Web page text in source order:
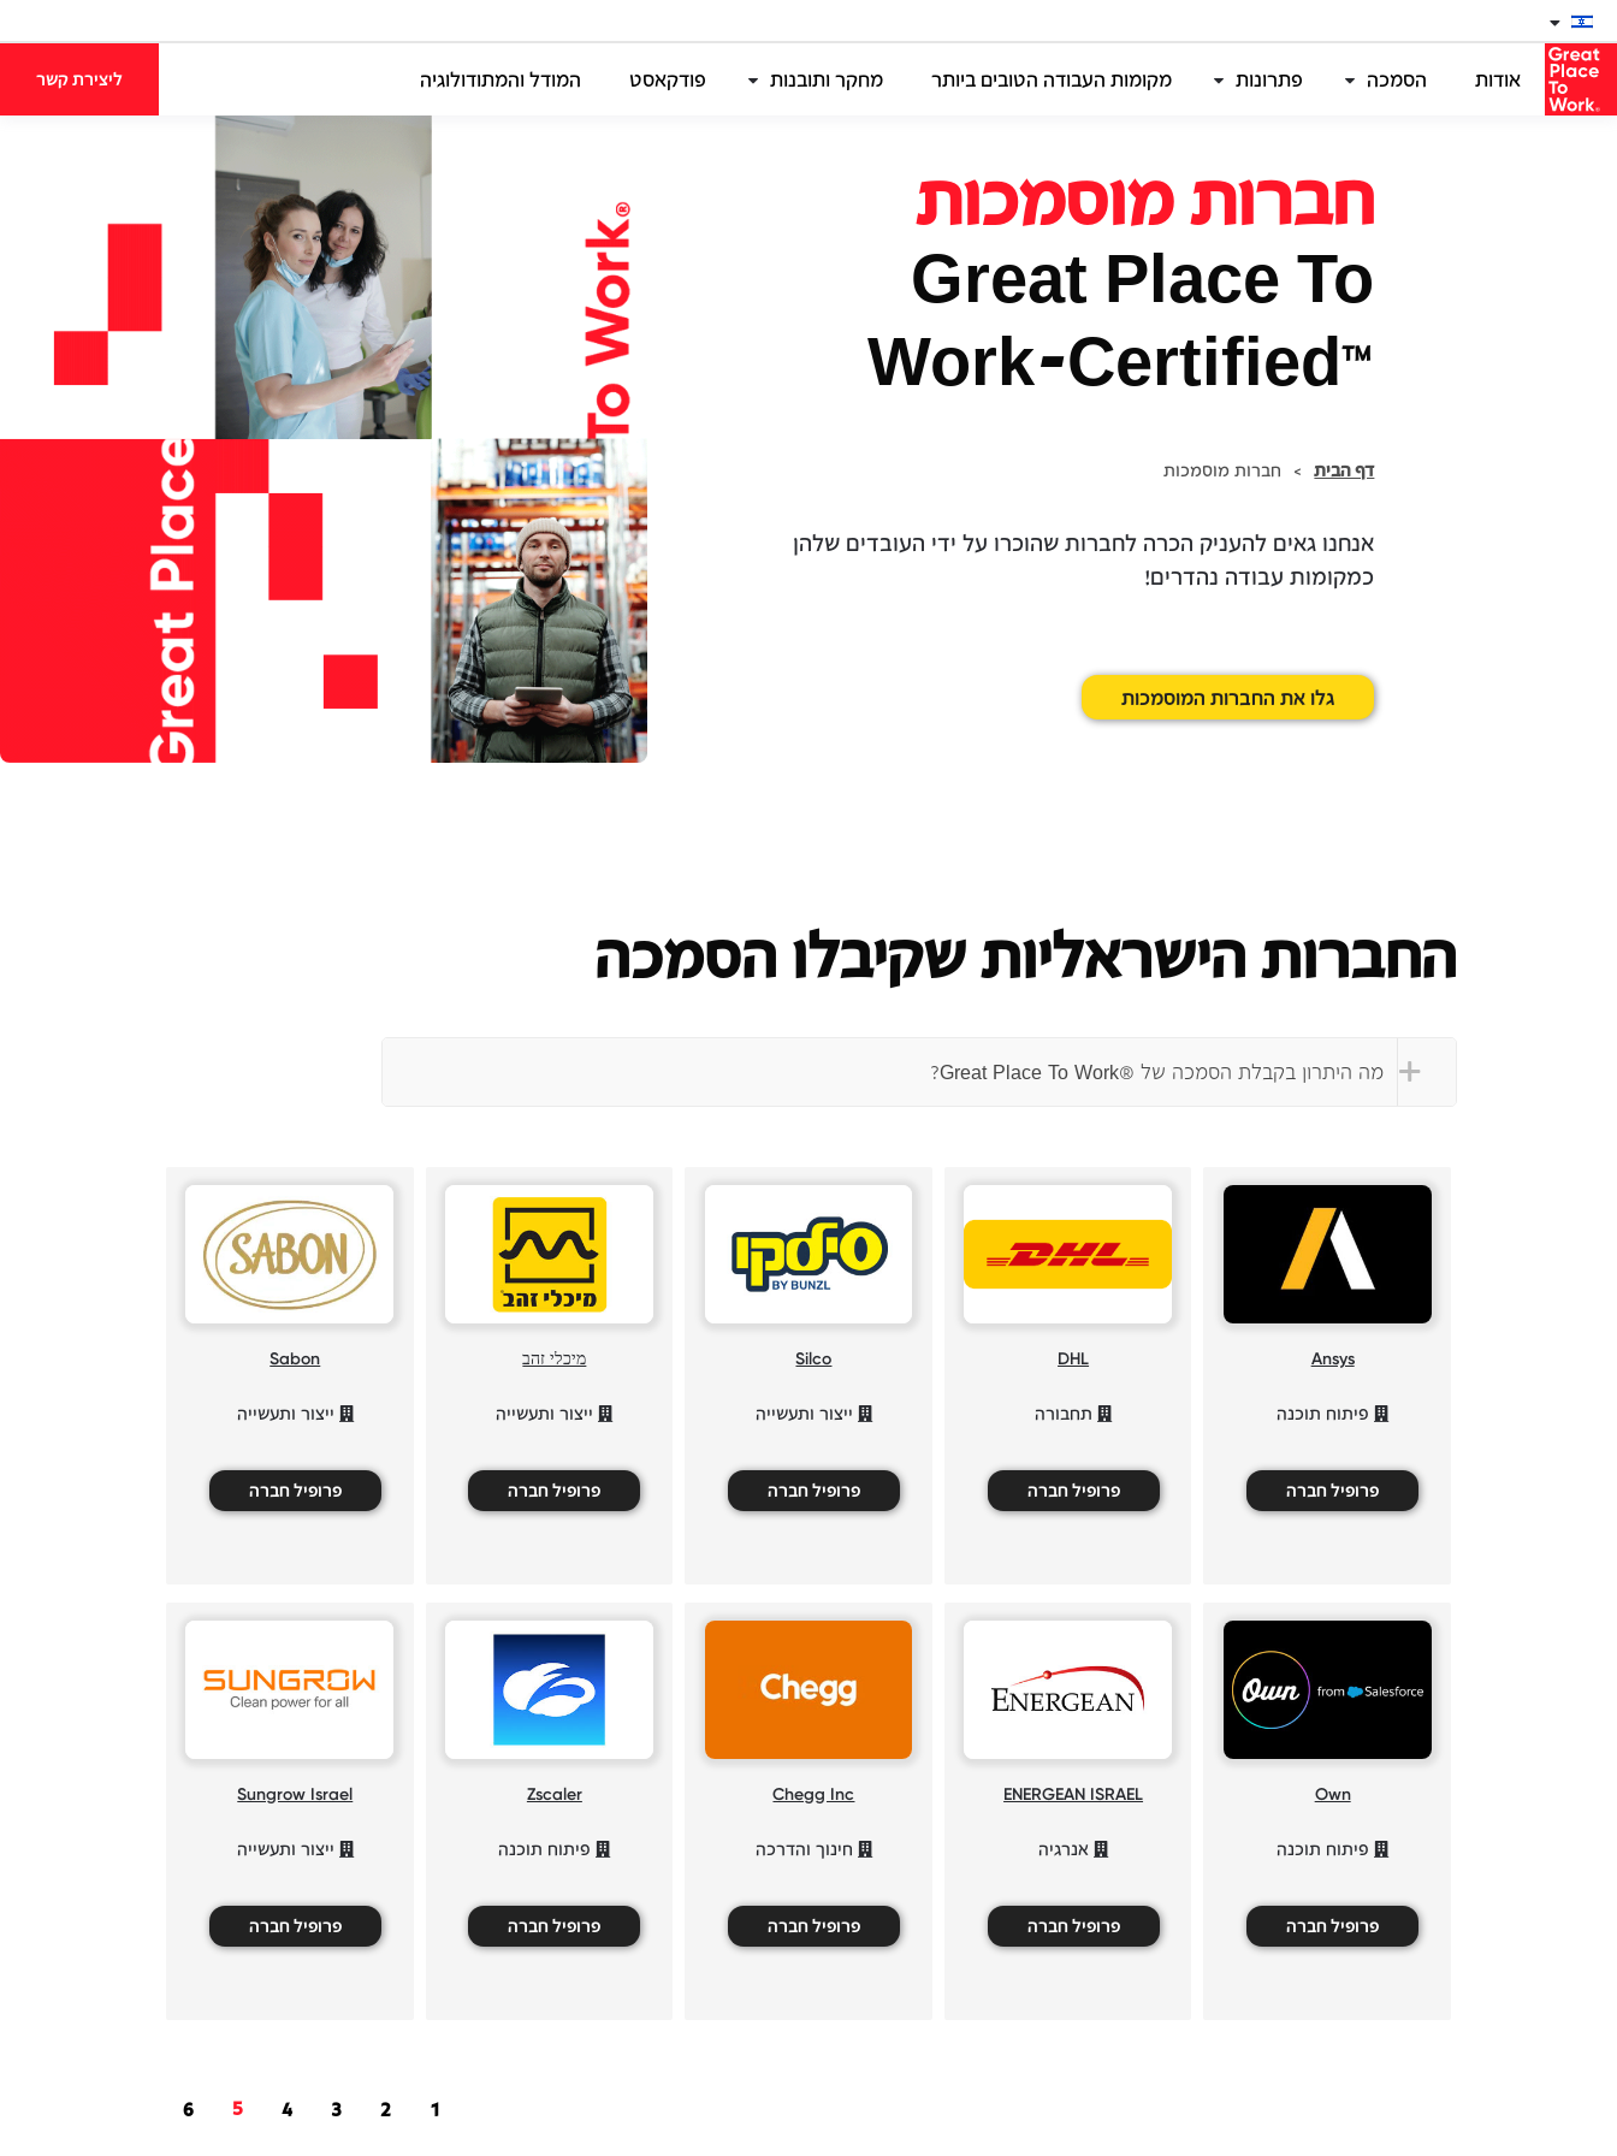
אודות הסמכה פתרונות מקומות העבודה הטובים ביותר מחקר ותובנות פודקאסט המודל והמתודולוגיה ליצירת קשר
חברות מוסמכות
Great Place To
Work-Certified™
חברות מוסמכות דף הבית >
אנחנו גאים להעניק הכרה לחברות שהוכרו על ידי העובדים שלהן
כמקומות עבודה נהדרים!
גלו את החברות המוסמכות
החברות הישראליות שקיבלו הסמכה
מה היתרון בקבלת הסמכה של ®Great Place To Work?
Ansys
פיתוח תוכנה
פרופיל חברה
DHL
תחבורה
פרופיל חברה
Silco
ייצור ותעשייה
פרופיל חברה
מיכלי זהב
ייצור ותעשייה
פרופיל חברה
Sabon
ייצור ותעשייה
פרופיל חברה
Own
פיתוח תוכנה
פרופיל חברה
ENERGEAN ISRAEL
אנרגיה
פרופיל חברה
Chegg Inc
חינוך והדרכה
פרופיל חברה
Zscaler
פיתוח תוכנה
פרופיל חברה
Sungrow Israel
ייצור ותעשייה
פרופיל חברה
1
2
3
4
5
6